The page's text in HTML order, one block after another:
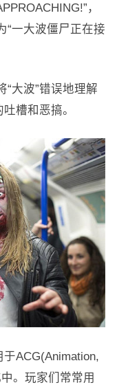
，
“一大波僵尸正在接
“大波”错误地理解
槽和恶搞‌。
于ACG(Animation,
。玩家们常常用